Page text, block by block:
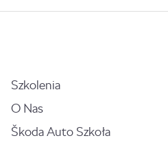
Szkolenia
O Nas
Škoda Auto Szkoła